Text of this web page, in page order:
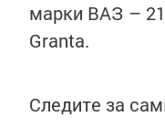
марки ВАЗ –
Granta.
Следите за